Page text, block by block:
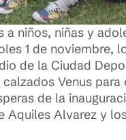
niños, niñas y
1 de noviembre,
de la Ciudad
Venus
de la
Aquiles Alvarez y